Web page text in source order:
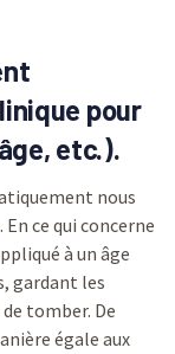
pour
etc.).
nous
ce qui concerne
à un âge
gardant les
tomber. De
égale aux